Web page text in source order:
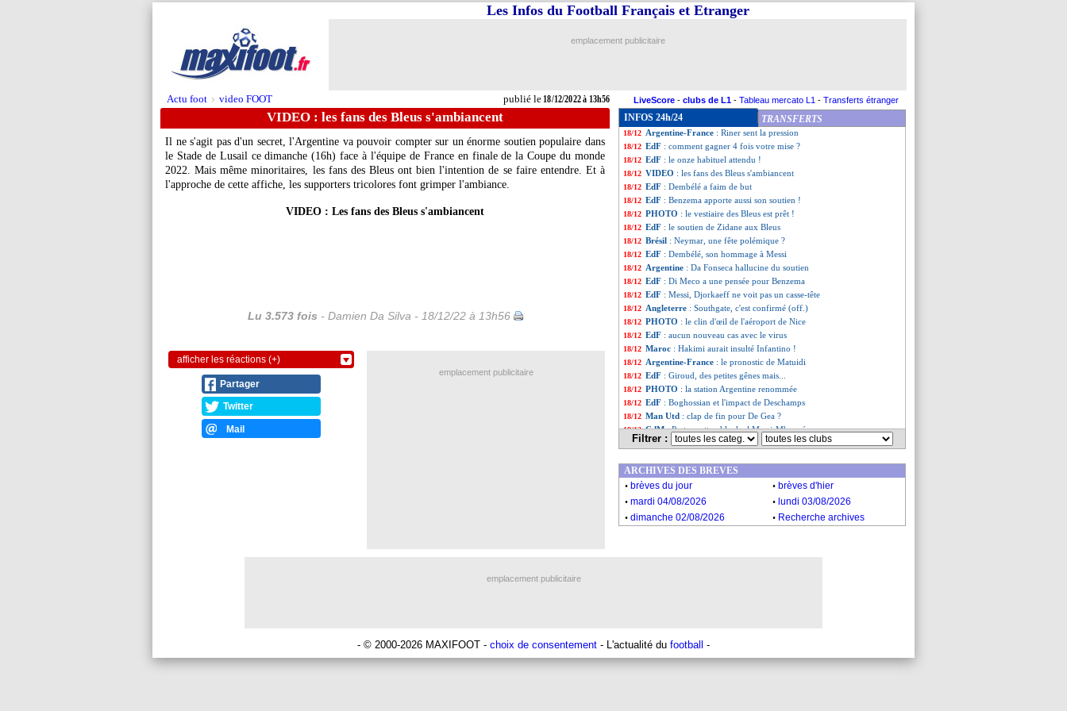
Actu foot > video FOOT publié le18/12/2022 à 13h56
Les Infos du Football Français et Etranger
emplacement publicitaire
LiveScore - clubs de L1 - Tableau mercato L1 - Transferts étranger
VIDEO : les fans des Bleus s'ambiancent
Il ne s'agit pas d'un secret, l'Argentine va pouvoir compter sur un énorme soutien populaire dans
le Stade de Lusail ce dimanche (16h) face à l'équipe de France en finale de la Coupe du monde
2022. Mais même minoritaires, les fans des Bleus ont bien l'intention de se faire entendre. Et à
l'approche de cette affiche, les supporters tricolores font grimper l'ambiance.
VIDEO : Les fans des Bleus s'ambiancent
Lu 3.573 fois - Damien Da Silva - 18/12/22 à 13h56
afficher les réactions (+)
Partager
Twitter
Mail
INFOS 24h/24 TRANSFERTS
18/12 CdM: Messi fait bien l'histoire
18/12 Juve
18/12 EdF: Lloris pense seulement à la victoire
18/12 CdM: Argentine-France, les compos
18/12 Argentine-France : Riner sent la pression
18/12 EdF : comment gagner 4 fois votre mise ?
18/12 EdF : le onze habituel attendu !
18/12 VIDEO : les fans des Bleus s'ambiancent
18/12 EdF : Dembélé a faim de but
18/12 EdF : Benzema apporte aussi son soutien !
18/12 PHOTO : le vestiaire des Bleus est prêt !
18/12 EdF : le soutien de Zidane aux Bleus
18/12 Brésil : Neymar, une fête polémique ?
18/12 EdF : Dembélé, son hommage à Messi
18/12 Argentine : Da Fonseca hallucine du soutien
18/12 EdF : Di Meco a une pensée pour Benzema
18/12 EdF : Messi, Djorkaeff ne voit pas un casse-tête
18/12 Angleterre : Southgate, c'est confirmé (off.)
18/12 PHOTO : le clin d'œil de l'aéroport de Nice
18/12 EdF : aucun nouveau cas avec le virus
18/12 Maroc : Hakimi aurait insulté Infantino !
18/12 Argentine-France : le pronostic de Matuidi
18/12 EdF : Giroud, des petites gênes mais...
18/12 PHOTO : la station Argentine renommée
18/12 EdF : Boghossian et l'impact de Deschamps
18/12 Man Utd : clap de fin pour De Gea ?
18/12 CdM: Pastore attend le duel Messi-Mbappé
18/12 EdF : Griezmann, Lizarazu sous le charme
... Liste des brèves du ven. 16 décembre 2022
Filtrer :
emplacement publicitaire
ARCHIVES DES BREVES
. brèves du jour . brèves d'hier
. mardi 04/08/2026 . lundi 03/08/2026
. dimanche 02/08/2026 . Recherche archives
emplacement publicitaire
- © 2000-2026 MAXIFOOT - choix de consentement - L'actualité du football -